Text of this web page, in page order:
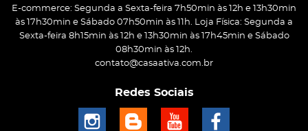
E-commerce: Segunda a Sexta-feira 7h50min às 12h e 13h30min
às 17h30min e Sábado 07h50min às 11h. Loja Física: Segunda a
Sexta-feira 8h15min às 12h e 13h30min às 17h45min e Sábado
08h30min às 12h.
contato@casaativa.com.br
Redes Sociais